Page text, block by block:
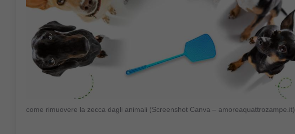
come rimuovere la zecca dagli animali (Screenshot Canva – amoreaquattrozampe.it)